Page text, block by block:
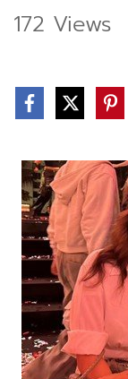
172 Views